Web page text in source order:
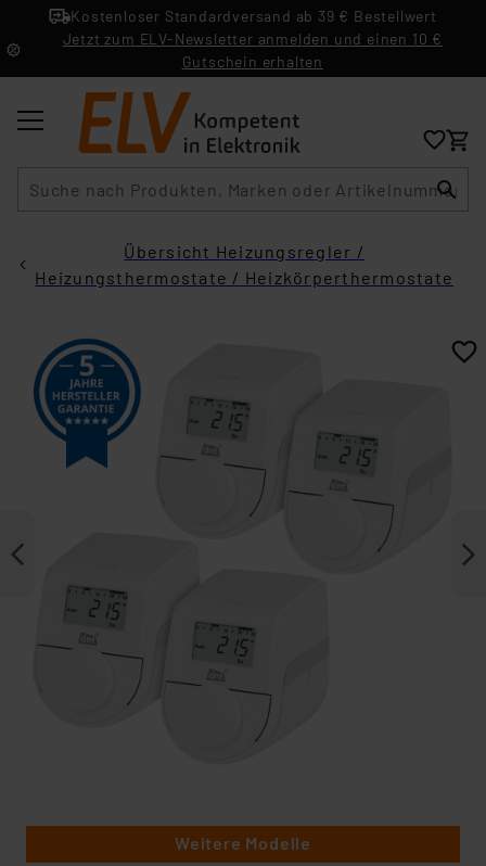
Kostenloser Standardversand ab 39 € Bestellwert
Jetzt zum ELV-Newsletter anmelden und einen 10 €
Gutschein erhalten
Übersicht Heizungsregler /
Heizungsthermostate / Heizkörperthermostate
Weitere Modelle